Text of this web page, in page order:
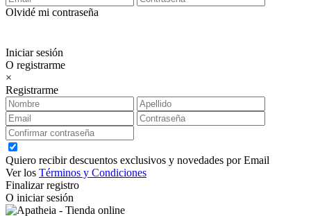
Olvidé mi contraseña
Iniciar sesión
O registrarme
×
Registrarme
Quiero recibir descuentos exclusivos y novedades por Email
Ver los Términos y Condiciones
Finalizar registro
O iniciar sesión